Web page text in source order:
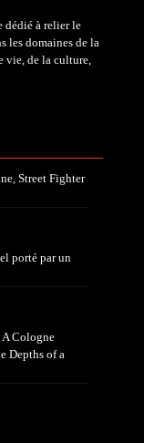
dédié à relier le
les domaines de la
vie, de la culture,
Street Fighter
porté par un
A Cologne
Depths of a